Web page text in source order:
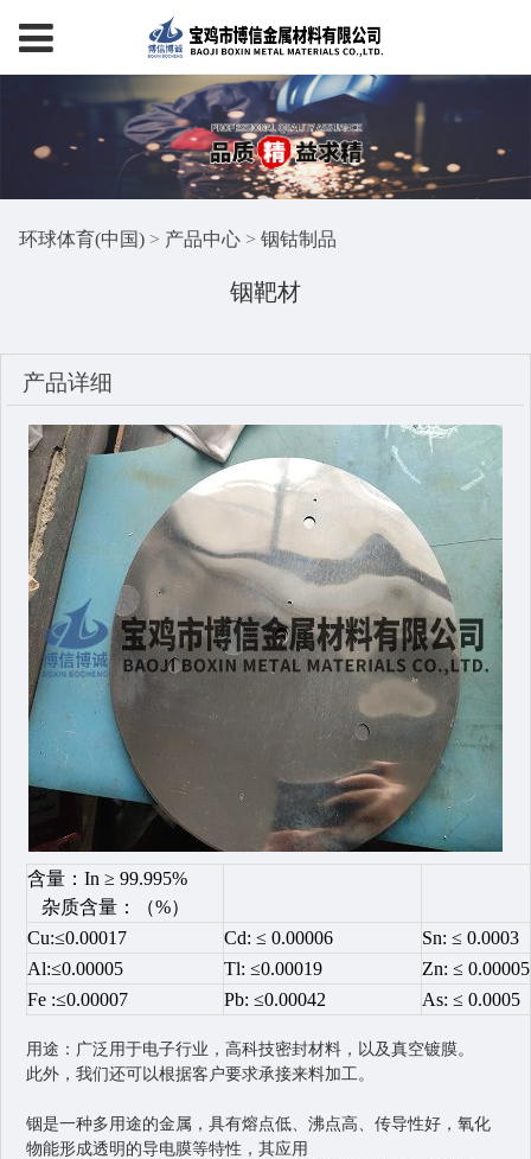
环球体育(中国)> 产品中心> 铟钴制品
铟靶材
产品详细
含量：In ≥ 99.995%
杂质含量：（%）
Cu:≤0.00017 Cd: ≤ 0.00006
Sn: ≤ 0.0003
Al:≤0.00005 Tl: ≤0.00019
Zn: ≤ 0.00005
Fe :≤0.00007 Pb: ≤0.00042 As: ≤ 0.0005
用途：广泛用于电子行业，高科技密封材料，以及真空镀膜。
此外，我们还可以根据客户要求承接来料加工。
铟是一种多用途的金属，具有熔点低、沸点高、传导性好，氧化
物能形成透明的导电膜等特性，其应用